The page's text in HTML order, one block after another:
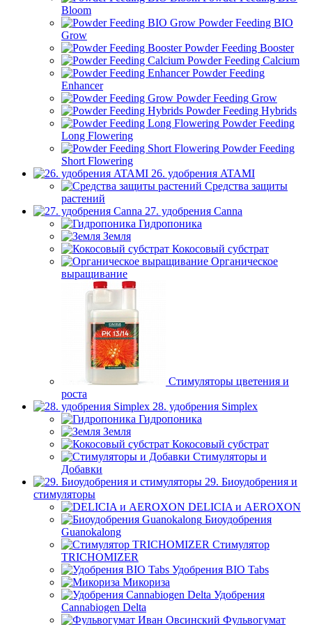
Bloom
Powder Feeding BIO
Grow
Powder Feeding Booster
Powder Feeding Calcium
Powder Feeding
Enhancer
Powder Feeding Grow
Powder Feeding Hybrids
Powder Feeding
Long Flowering
Powder Feeding
Short Flowering
26. удобрения ATAMI
Средства защиты
растений
27. удобрения Canna
Гидропоника
Земля
Кокосовый субстрат
Органическое
выращивание
Стимуляторы цветения и
роста
28. удобрения Simplex
Гидропоника
Земля
Кокосовый субстрат
Стимуляторы и
Добавки
29. Биоудобрения и
стимуляторы
DELICIA и AEROXON
Биоудобрения
Guanokalong
Стимулятор
TRICHOMIZER
Удобрения BIO Tabs
Микориза
Удобрения
Cannabiogen Delta
Фульвогумат